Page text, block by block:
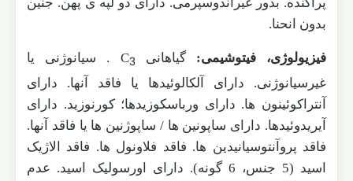
بدون انحنا.
فیزیولوژی، فیتوشیمی:گیاهانی C3
. سیانوژنی یا
غیرسیانوژنی. دارای آلکالوئیدها یا فاقد آنها. دارای
آنتراکوئینون ها. دارای ورباسکوزیدها؛ کورنوزید. دارای
آیریدوئیدها. دارای ساپونین ها / ساپوژنین ها یا فاقد آنها.
فاقد پروآنتوسیانیدین ها. فاقد فلاونول ها. فاقد الاژیک
اسید (5 جنس، 6 گونه). دارای اورسولیک اسید. عدم